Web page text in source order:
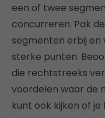
een of twee
concurreren. Pak
segmenten erbij en
sterke punten.
die rechtstreeks
voordelen waar de
kunt ook kijken of